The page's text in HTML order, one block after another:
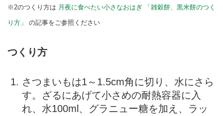
※2のつくり方は 月夜に食べたい小さなおはぎ 「雑穀餅、黒米餅のつく
り方」 の記事をご参照ください
つくり方
さつまいもは1～1.5cm角に切り、水にさら
す。ざるにあげて小さめの耐熱容器に入
れ、水100ml、グラニュー糖を加え、ラッ